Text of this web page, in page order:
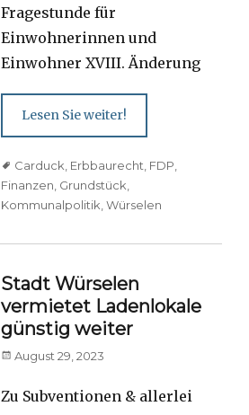
Fragestunde für
Einwohnerinnen und
Einwohner XVIII. Änderung
Lesen Sie weiter!
TagsCarduck Erbbaurecht FDP
Finanzen Grundstück
Kommunalpolitik ,Würselen
Stadt Würselen
vermietet Ladenlokale
günstig weiter
Posted
August 29, 2023
Zu Subventionen & allerlei